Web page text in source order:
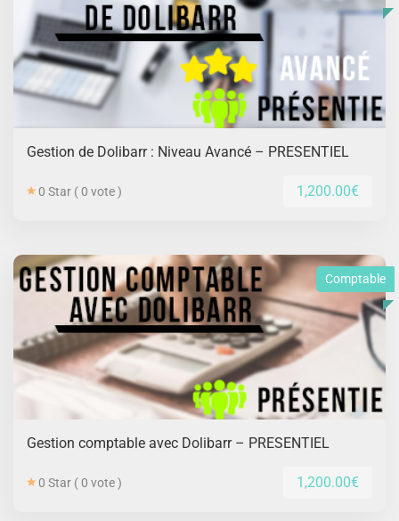
Gestion de Dolibarr : Niveau Avancé – PRESENTIEL
0 Star ( 0 vote ) 1,200.00€
Comptable
Gestion comptable avec Dolibarr – PRESENTIEL
0 Star ( 0 vote ) 1,200.00€